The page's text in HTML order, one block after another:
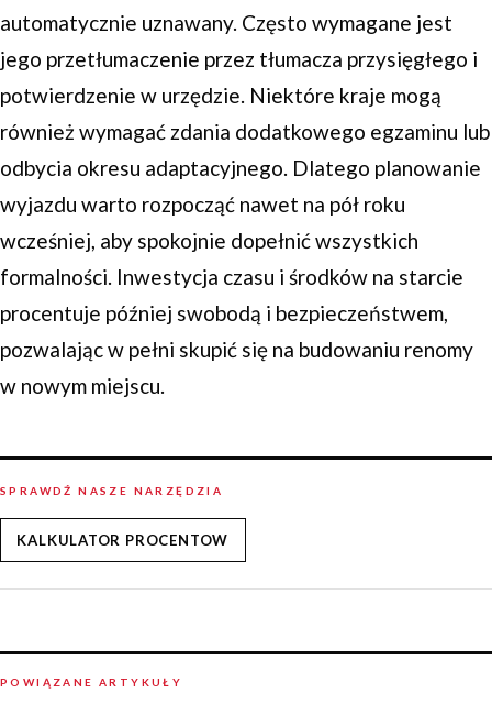
automatycznie uznawany. Często wymagane jest
jego przetłumaczenie przez tłumacza przysięgłego i
potwierdzenie w urzędzie. Niektóre kraje mogą
również wymagać zdania dodatkowego egzaminu lub
odbycia okresu adaptacyjnego. Dlatego planowanie
wyjazdu warto rozpocząć nawet na pół roku
wcześniej, aby spokojnie dopełnić wszystkich
formalności. Inwestycja czasu i środków na starcie
procentuje później swobodą i bezpieczeństwem,
pozwalając w pełni skupić się na budowaniu renomy
w nowym miejscu.
SPRAWDŹ NASZE NARZĘDZIA
KALKULATOR PROCENTOW
POWIĄZANE ARTYKUŁY